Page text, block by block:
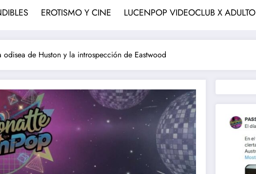
EROTISMO Y CINE LUCENPOP VIDEOCLUB X ADULTO
de Huston y la introspección de Eastwood